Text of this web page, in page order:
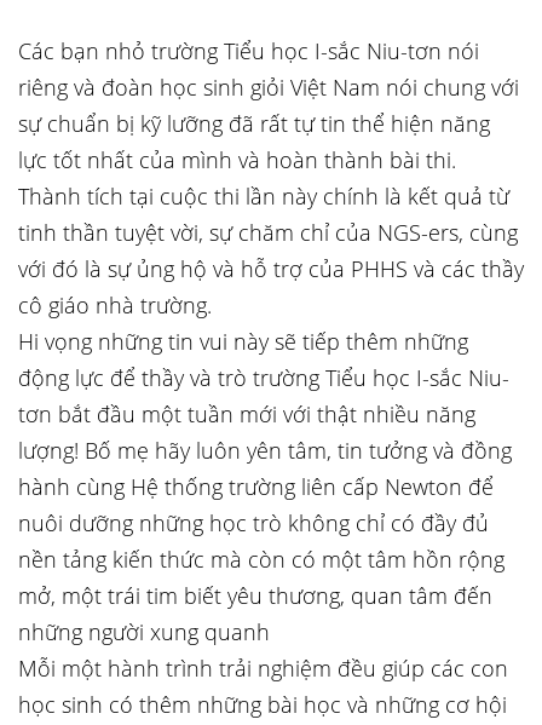
Các bạn nhỏ trường Tiểu học I-sắc Niu-tơn nói
riêng và đoàn học sinh giỏi Việt Nam nói chung với
sự chuẩn bị kỹ lưỡng đã rất tự tin thể hiện năng
lực tốt nhất của mình và hoàn thành bài thi.
Thành tích tại cuộc thi lần này chính là kết quả từ
tinh thần tuyệt vời, sự chăm chỉ của NGS-ers, cùng
với đó là sự ủng hộ và hỗ trợ của PHHS và các thầy
cô giáo nhà trường.
Hi vọng những tin vui này sẽ tiếp thêm những
động lực để thầy và trò trường Tiểu học I-sắc Niu-
tơn bắt đầu một tuần mới với thật nhiều năng
lượng! Bố mẹ hãy luôn yên tâm, tin tưởng và đồng
hành cùng Hệ thống trường liên cấp Newton để
nuôi dưỡng những học trò không chỉ có đầy đủ
nền tảng kiến thức mà còn có một tâm hồn rộng
mở, một trái tim biết yêu thương, quan tâm đến
những người xung quanh
Mỗi một hành trình trải nghiệm đều giúp các con
học sinh có thêm những bài học và những cơ hội